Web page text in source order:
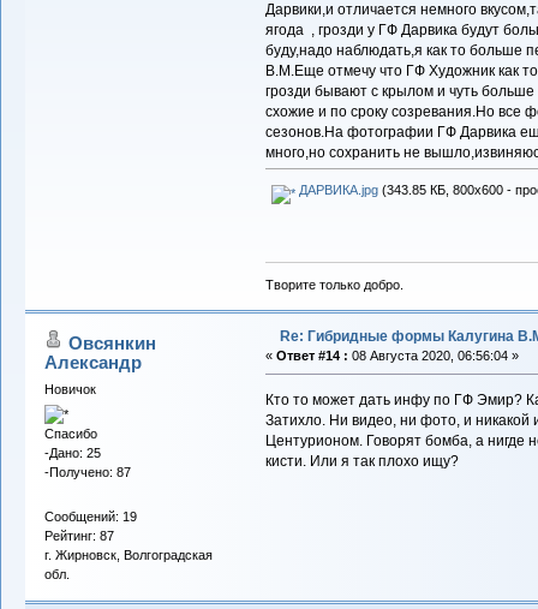
Дарвики,и отличается немного
ягода , грозди у ГФ Дарвика будут
буду,надо наблюдать,я как то больше
В.М.Еще отмечу что ГФ Художник как
грозди бывают с крылом и чуть больше
схожие и по сроку созревания.Но все
сезонов.На фотографии ГФ Дарвика
много,но сохранить не
ДАРВИКА.jpg(343.85 КБ, 800x600 -
Творите только добро.
Овсянкин
Александр
Новичок
Спасибо
-Дано: 25
-Получено: 87
Сообщений: 19
Рейтинг: 87
г. Жирновск, Волгоградская
обл.
Re: Гибридные формы Калугина
« Ответ #14 : 08 Августа 2020, 06:56:04 »
Кто то может дать инфу по ГФ Эмир?
Затихло. Ни видео, ни фото, и
Центурионом. Говорят бомба, а нигде
кисти. Или я так плохо ищу?